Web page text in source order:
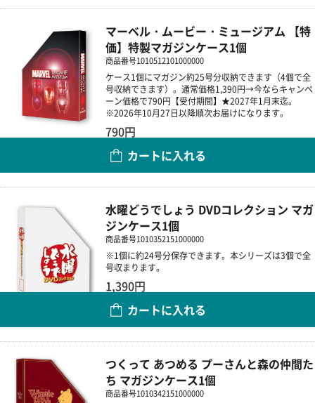
マーベル・ムービー・ミュージアム 【特
価】特製マガジンケース1個
商品番号1010512101000000
ケース1個にマガジン約25号分収納できます（4個で全
号収納できます）。通常価格1,390円→今ならキャンペ
ーン価格で790円【受付期間】★2027年1月末迄。
※2026年10月27日以降順次お届けになります。
790円
カートに入れる
水曜どうでしょう DVDコレクション マガ
ジンケース1個
商品番号1010352151000000
※1個に約24号分保存できます。本シリーズは3個で全
号収まります。
1,390円
カートに入れる
つくって あつめる プーさんと森の仲間た
ち マガジンケース1個
商品番号1010342151000000